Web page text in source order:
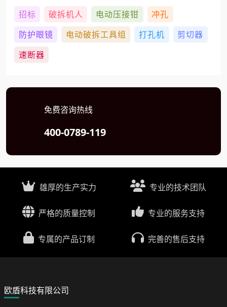
招标 破拆机人 电动压接钳
冲孔
防护眼镜
电动破拆工具组 打孔机
剪切器
速断器
免费咨询热线
400-0789-119
雄厚的生产实力 专业的技术团队
严格的质量控制 专业的服务支持
专属的产品订制 完善的售后支持
欧盾科技有限公司